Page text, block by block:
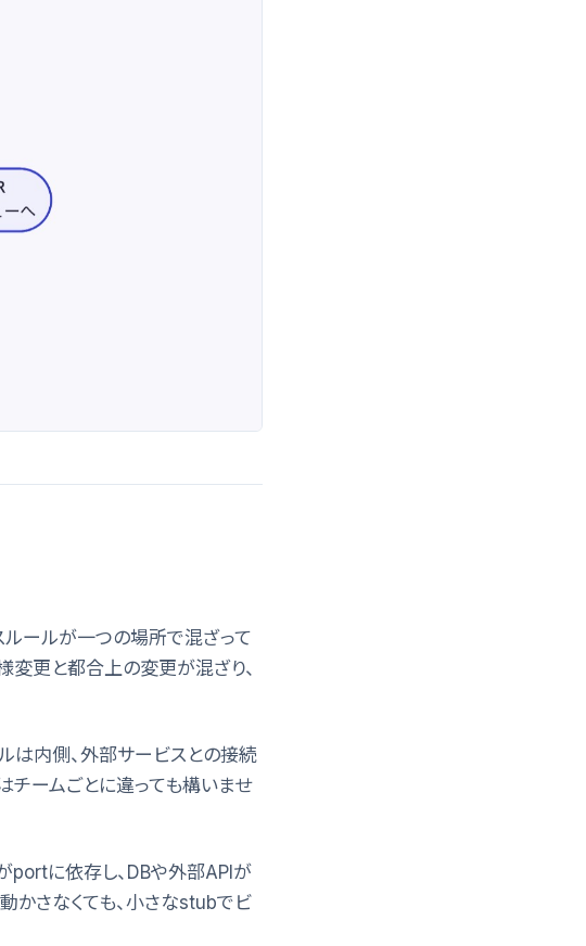
ルールが一つの場所で混ざって
変更と都合上の変更が混ざり、
は内側、外部サービスとの接続
ームごとに違っても構いませ
portに依存し、DBや外部APIが
かさなくても、小さなstubでビ